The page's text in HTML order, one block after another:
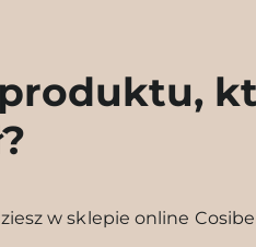
w sklepie online